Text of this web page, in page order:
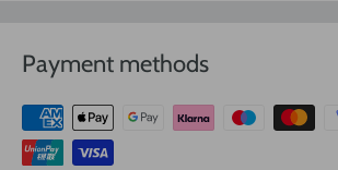
1-3(kg o m3 € 8,90 € 10,40
Payment methods